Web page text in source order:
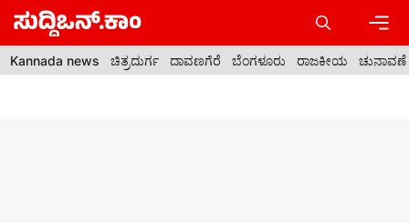
Skip
content
Kannada news ಚಿತ್ರದುರ್ಗ ದಾವಣಗೆರೆ ಬೆಂಗಳೂರು ರಾಜಕೀಯ ಚುನಾವಣೆ